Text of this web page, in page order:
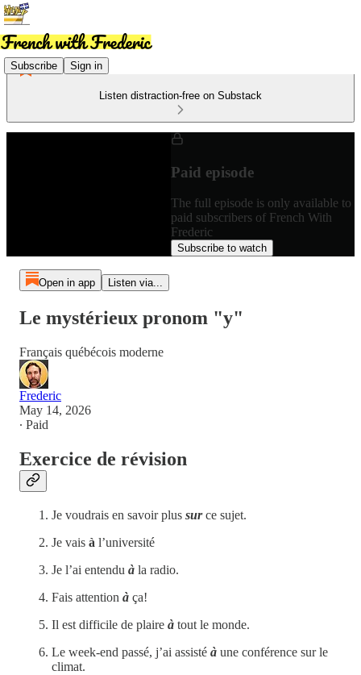
Subscribe Sign in
Listen distraction-free on Substack
Paid episode
The full episode is only available to
paid subscribers of French With
Frederic
Subscribe to watch
Open in app Listen via...
Le mystérieux pronom "y"
Français québécois moderne
Frederic
May 14, 2026
∙ Paid
Exercice de révision
Je voudrais en savoir plus surce sujet.
Je vais à l’université
Je l’ai entendu à la radio.
Fais attention à ça!
Il est difficile de plaire à tout le monde.
Le week-end passé, j’ai assisté à une conférence sur le
climat.